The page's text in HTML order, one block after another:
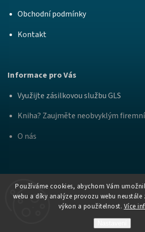
Používáme cookies, abychom Vám
webu a díky analýze provozu webu
výkon a použitelnost. Více
Obchodní podmínky
Kontakt
Informace pro Vás
Využijte zásilkovou službu GLS
Kniha? Zaujměte neobvyklým
O nás
Nakladatelství Bourdon a
Práh